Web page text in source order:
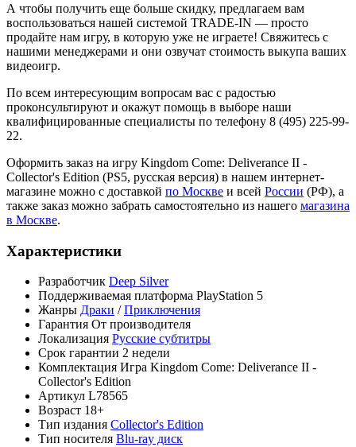
А чтобы получить еще больше скидку, предлагаем вам
воспользоваться нашей системой TRADE-IN — просто
продайте нам игру, в которую уже не играете! Свяжитесь с
нашими менеджерами и они озвучат стоимость выкупа ваших
видеоигр.
По всем интересующим вопросам вас с радостью
проконсультируют и окажут помощь в выборе наши
квалифицированные специалисты по телефону 8 (495) 225-99-
22.
Оформить заказ на игру Kingdom Come: Deliverance II -
Collector's Edition (PS5, русская версия) в нашем интернет-
магазине можно с доставкой по Москве и всей России (РФ), а
также заказ можно забрать самостоятельно из нашего магазина
в Москве.
Характеристики
Разработчик Deep Silver
Поддерживаемая платформа PlayStation 5
Жанры Драки /Приключения
Гарантия От производителя
Локализация Русские субтитры
Срок гарантии 2 недели
Комплектация Игра Kingdom Come: Deliverance II -
Collector's Edition
Артикул L78565
Возраст 18+
Тип издания Collector's Edition
Тип носителя Blu-ray диск